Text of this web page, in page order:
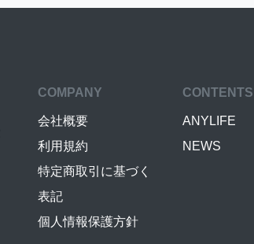
COMPANY
会社概要
利用規約
特定商取引に基づく
表記
個人情報保護方針
CONTENTS
ANYLIFE
NEWS